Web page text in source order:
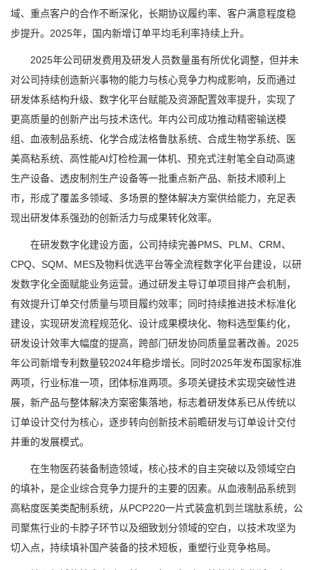
域、重点客户的合作不断深化，长期协议履约率、客户满意程度稳
步提升。2025年，国内新增订单平均毛利率持续上升。
2025年公司研发费用及研发人员数量虽有所优化调整，但并未
对公司持续创造新兴事物的能力与核心竞争力构成影响，反而通过
研发体系结构升级、数字化平台赋能及资源配置效率提升，实现了
更高质量的创新产出与技术迭代。年内公司成功推动精密输送模
组、血液制品系统、化学合成法格鲁肽系统、合成生物学系统、医
美高粘系统、高性能AI灯检检漏一体机、预充式注射笔全自动高速
生产设备、透皮制剂生产设备等一批重点新产品、新技术顺利上
市，形成了覆盖多领域、多场景的整体解决方案供给能力，充足表
现出研发体系强劲的创新活力与成果转化效率。
在研发数字化建设方面，公司持续完善PMS、PLM、CRM、
CPQ、SQM、MES及物料优选平台等全流程数字化平台建设，以研
发数字化全面赋能业务运营。通过研发主导订单项目排产会机制，
有效提升订单交付质量与项目履约效率；同时持续推进技术标准化
建设，实现研发流程规范化、设计成果模块化、物料选型集约化，
研发设计效率大幅度的提高，跨部门研发协同质量显著改善。2025
年公司新增专利数量较2024年稳步增长。同时2025年发布国家标准
两项，行业标准一项，团体标准两项。多项关键技术实现突破性进
展，新产品与整体解决方案密集落地，标志着研发体系已从传统以
订单设计交付为核心，逐步转向创新技术前瞻研发与订单设计交付
并重的发展模式。
在生物医药装备制造领域，核心技术的自主突破以及领域空白
的填补，是企业综合竞争力提升的主要的因素。从血液制品系统到
高粘度医美类配制系统，从PCP220一片式装盒机到兰瑞肽系统，公
司聚焦行业的卡脖子环节以及细致划分领域的空白，以技术攻坚为
切入点，持续填补国产装备的技术短板，重塑行业竞争格局。